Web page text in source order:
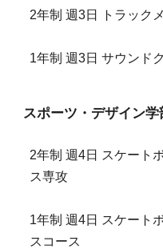
2年制 週3日 トラック
1年制 週3日 サウンド
スポーツ・デザイン学
2年制 週4日 スケート
ス専攻
1年制 週4日 スケート
スコース